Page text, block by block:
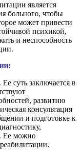
является
больного, чтобы
может привести
психикой,
и неспособность
суть заключается в
развитию
консультация
и подготовке к
Ее можно